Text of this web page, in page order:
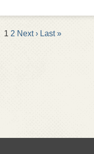
1 2 Next › Last »